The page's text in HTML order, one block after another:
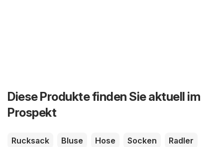
Diese Produkte finden Sie aktuell im
Prospekt
Rucksack Bluse Hose Socken
Radler